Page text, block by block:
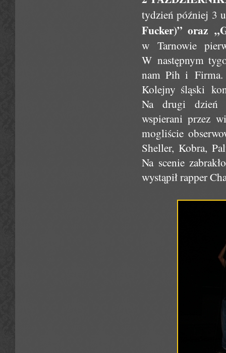
tydzień później 3
Fucker)” oraz
w Tarnowie
W następnym
nam Pih i Firma.
Kolejny śląski
Na drugi dzień
wspierani przez
mogliście
Sheller, Kobra,
Na scenie
wystąpił rapper